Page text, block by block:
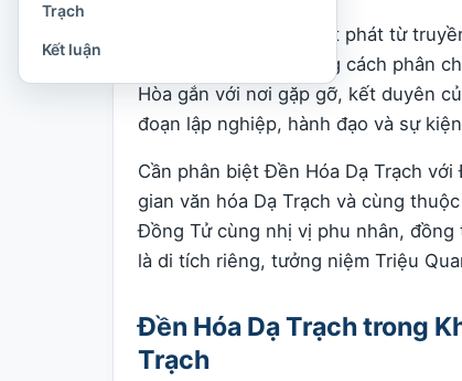
Tên gọi “Đền Hóa” xuất phát từ
nhân hóa về trời. Trong cách phân
Hòa gắn với nơi gặp gỡ, kết duyên
đoạn lập nghiệp, hành đạo và sự
Cần phân biệt Đền Hóa Dạ Trạch
gian văn hóa Dạ Trạch và cùng
Đồng Tử cùng nhị vị phu nhân,
là di tích riêng, tưởng niệm Triệu
Đền Hóa Dạ Trạch trong
Trạch
Trạch
Kết luận